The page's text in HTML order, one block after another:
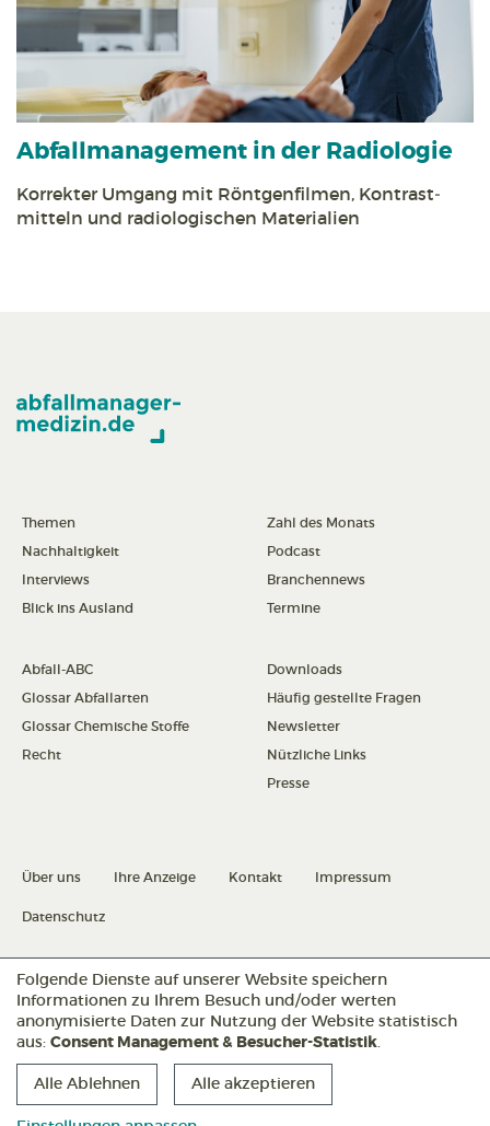
Abfall­management in der Radiologie
Korrekter Umgang mit Röntgen­filmen, Kontrast­
mitteln und radiologischen Materialien
Themen
Nachhaltigkeit
Interviews
Blick ins Ausland
Zahl des Monats
Podcast
Branchennews
Termine
Abfall-ABC
Glossar Abfallarten
Glossar Chemische Stoffe
Recht
Downloads
Häufig gestellte Fragen
Newsletter
Nützliche Links
Presse
Über uns Ihre Anzeige Kontakt Impressum
Datenschutz
Datenschutz konfigurieren
Folgen Sie uns:
Folgende Dienste auf unserer Website speichern
Informationen zu Ihrem Besuch und/oder werten
anonymisierte Daten zur Nutzung der Website statistisch
aus: Consent Management & Besucher-Statistik.
Alle Ablehnen Alle akzeptieren